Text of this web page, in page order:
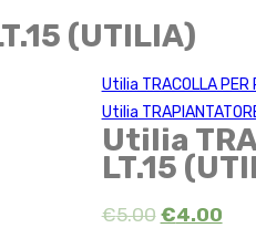
(UTILIA)
Utilia TRACOLLA PER
Utilia
Utilia
LT.15
€5.00 €4.00